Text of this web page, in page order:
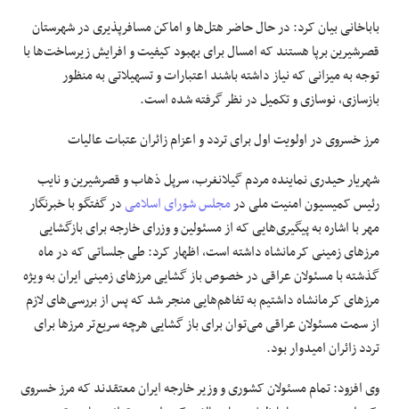
باباخانیبیان کرد:در حال حاضرهتل‌ها و اماکنمسافرپذیریدر شهرستان
قصرشیرین برپا هستند که امسال برای بهبود کیفیت وافرایشزیرساخت‌ها با
توجه به میزانی که نیاز داشته باشند اعتبارات وتسهیلاتیبه منظور
بازسازی، نوسازی وتکمیلدر نظر گرفته شده است.
مرز خسروی در اولویتاولبرای تردد و اعزام زائران عتبات عالیات
شهریار حیدری نماینده مردمگیلانغرب،سرپلذهابو قصرشیرین ونایب
رئیسکمیسیون امنیت ملی درمجلس شورای اسلامیدر گفتگو با خبرنگار
مهر با اشاره به پیگیری‌هایی که از مسئولین و وزرای خارجه برای بازگشایی
مرزهای زمینی کرمانشاه داشته است، اظهار کرد: طی جلساتی که در ماه
گذشته با مسئولان عراقیدر خصوصباز گشایی مرزهای زمینی ایران به ویژه
مرزهای کرمانشاه داشتیم به تفاهم‌هایی منجر شد که پس از بررسی‌های لازم
ازسمتمسئولان عراقی می‌توان برای باز گشایی هرچه سریع‌تر مرزها برای
تردد زائران امیدوار بود.
وی افزود: تمام مسئولانکشوریو وزیر خارجه ایران معتقدند که مرز خسروی